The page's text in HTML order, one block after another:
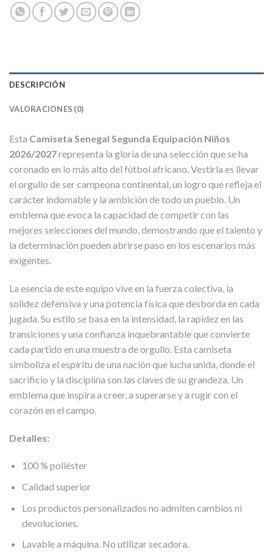
DESCRIPCIÓN
VALORACIONES (0)
Esta Camiseta Senegal Segunda Equipación Niños
2026/2027representa la gloria de una selección que se ha
coronado en lo más alto del fútbol africano. Vestirla es llevar
el orgullo de ser campeona continental, un logro que refleja el
carácter indomable y la ambición de todo un pueblo. Un
emblema que evoca la capacidad de competir con las
mejores selecciones del mundo, demostrando que el talento y
la determinación pueden abrirse paso en los escenarios más
exigentes.
La esencia de este equipo vive en la fuerza colectiva, la
solidez defensiva y una potencia física que desborda en cada
jugada. Su estilo se basa en la intensidad, la rapidez en las
transiciones y una confianza inquebrantable que convierte
cada partido en una muestra de orgullo. Esta camiseta
simboliza el espíritu de una nación que lucha unida, donde el
sacrificio y la disciplina son las claves de su grandeza. Un
emblema que inspira a creer, a superarse y a rugir con el
corazón en el campo.
Detalles:
100 % poliéster
Calidad superior
Los productos personalizados no admiten cambios ni
devoluciones.
Lavable a máquina. No utilizar secadora.